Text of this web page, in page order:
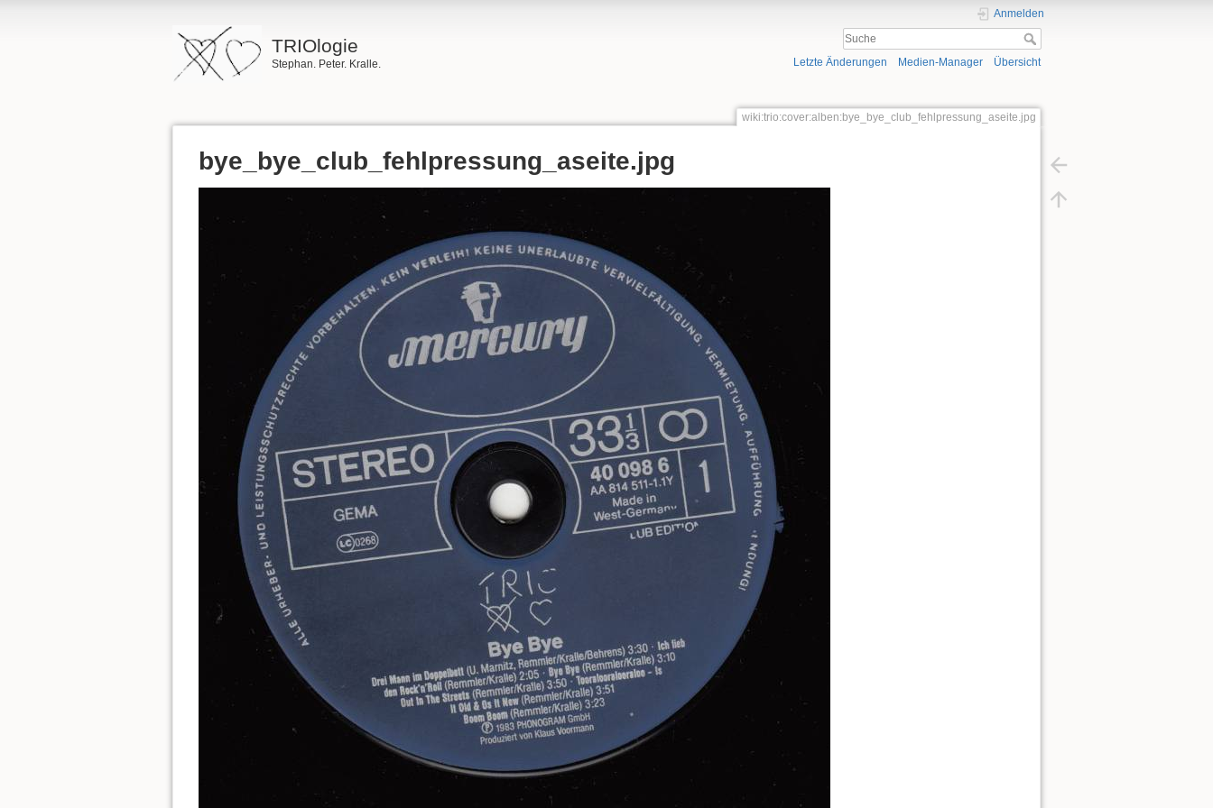
TRIOlogie
Stephan. Peter. Kralle.
Anmelden
Letzte Änderungen Medien-Manager Übersicht
wiki:trio:cover:alben:bye_bye_club_fehlpressung_aseite.jpg
bye_bye_club_fehlpressung_aseite.jpg